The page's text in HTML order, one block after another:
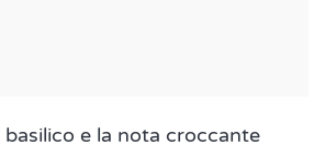
basilico e la nota croccante